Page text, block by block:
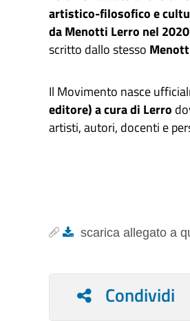
artistico-filosofico e
da Menotti Lerro nel 2020
scritto dallo stesso
Il Movimento nasce
editore) a cura di Lerro
artisti, autori, docenti e
scarica allegato a
Condividi